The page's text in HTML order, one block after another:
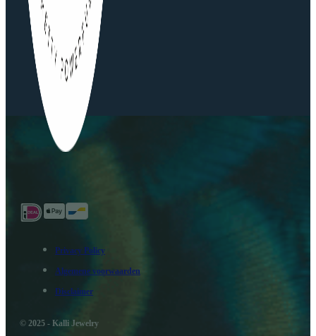
Privacy Policy
Algemene voorwaarden
Disclaimer
© 2025 - Kalli Jewelry